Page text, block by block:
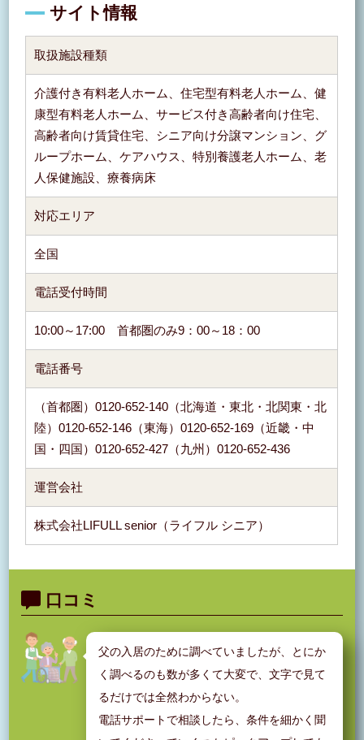
サイト情報
取扱施設種類
介護付き有料老人ホーム、住宅型有料老人ホーム、健
康型有料老人ホーム、サービス付き高齢者向け住宅、
高齢者向け賃貸住宅、シニア向け分譲マンション、グ
ループホーム、ケアハウス、特別養護老人ホーム、老
人保健施設、療養病床
対応エリア
全国
電話受付時間
10:00～17:00 首都圏のみ9：00～18：00
電話番号
（首都圏）0120-652-140（北海道・東北・北関東・北
陸）0120-652-146（東海）0120-652-169（近畿・中
国・四国）0120-652-427（九州）0120-652-436
運営会社
株式会社LIFULL senior（ライフル シニア）
口コミ
父の入居のために調べていましたが、とにか
く調べるのも数が多くて大変で、文字で見て
るだけでは全然わからない。
電話サポートで相談したら、条件を細かく聞